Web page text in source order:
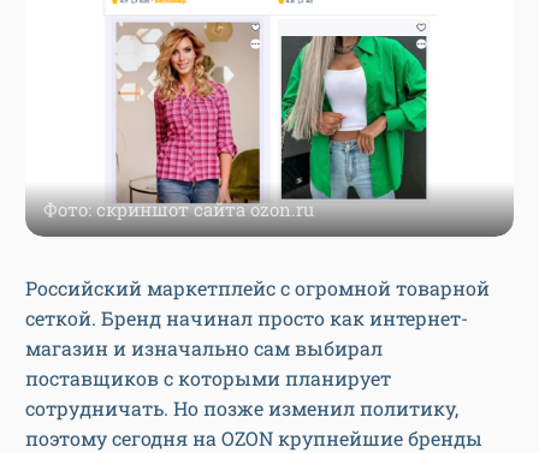
Фото: скриншот сайта ozon.ru
Российский маркетплейс с огромной товарной
сеткой. Бренд начинал просто как интернет-
магазин и изначально сам выбирал
поставщиков с которыми планирует
сотрудничать. Но позже изменил политику,
поэтому сегодня на OZON крупнейшие бренды